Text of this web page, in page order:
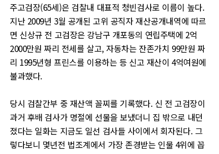
주고검장(65세)은 검찰내 대표적 청빈검사로 이름이 높다.
지난 2009년 3월 공개된 고위 공직자 재산공개내역에 따르
면 신상규 전 고검장은 강남구 개포동의 연립주택에 2억
2000만원 짜리 전세를 살고, 자동차는 잔존가치 99만원 짜
리 1995년형 프린스를 이용하는 등 신고 재산이 4억여원에
불과했다.
당시 검찰간부 중 재산액 꼴찌를 기록했다. 신 전 고검장이
과거 후배 검사가 명절에 선물을 보냈더니 집 밖으로 내던
졌다는 일화는 지금도 일선 검사들 사이에서 회자된다. 그
렇다보니 몇년전 법조계에서 가장 존경받는 인물 4위에 꼽